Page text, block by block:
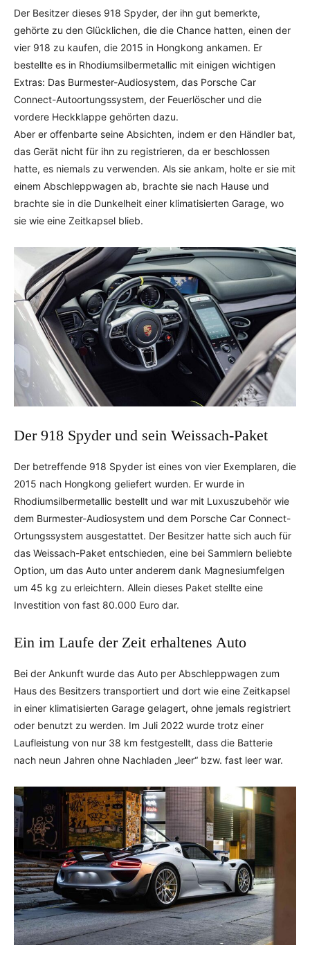
Der Besitzer dieses 918 Spyder, der ihn gut bemerkte,
gehörte zu den Glücklichen, die die Chance hatten, einen der
vier 918 zu kaufen, die 2015 in Hongkong ankamen. Er
bestellte es in Rhodiumsilbermetallic mit einigen wichtigen
Extras: Das Burmester-Audiosystem, das Porsche Car
Connect-Autoortungssystem, der Feuerlöscher und die
vordere Heckklappe gehörten dazu.
Aber er offenbarte seine Absichten, indem er den Händler bat,
das Gerät nicht für ihn zu registrieren, da er beschlossen
hatte, es niemals zu verwenden. Als sie ankam, holte er sie mit
einem Abschleppwagen ab, brachte sie nach Hause und
brachte sie in die Dunkelheit einer klimatisierten Garage, wo
sie wie eine Zeitkapsel blieb.
Der 918 Spyder und sein Weissach-Paket
Der betreffende 918 Spyder ist eines von vier Exemplaren, die
2015 nach Hongkong geliefert wurden. Er wurde in
Rhodiumsilbermetallic bestellt und war mit Luxuszubehör wie
dem Burmester-Audiosystem und dem Porsche Car Connect-
Ortungssystem ausgestattet. Der Besitzer hatte sich auch für
das Weissach-Paket entschieden, eine bei Sammlern beliebte
Option, um das Auto unter anderem dank Magnesiumfelgen
um 45 kg zu erleichtern. Allein dieses Paket stellte eine
Investition von fast 80.000 Euro dar.
Ein im Laufe der Zeit erhaltenes Auto
Bei der Ankunft wurde das Auto per Abschleppwagen zum
Haus des Besitzers transportiert und dort wie eine Zeitkapsel
in einer klimatisierten Garage gelagert, ohne jemals registriert
oder benutzt zu werden. Im Juli 2022 wurde trotz einer
Laufleistung von nur 38 km festgestellt, dass die Batterie
nach neun Jahren ohne Nachladen „leer“ bzw. fast leer war.